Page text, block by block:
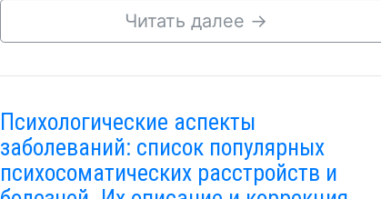
Читать далее →
Психологические аспекты
заболеваний: список популярных
психосоматических расстройств и